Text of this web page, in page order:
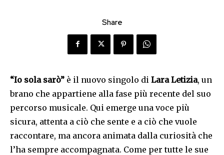
Share
“Io sola sarò” è il nuovo singolo di Lara Letizia, un
brano che appartiene alla fase più recente del suo
percorso musicale. Qui emerge una voce più
sicura, attenta a ciò che sente e a ciò che vuole
raccontare, ma ancora animata dalla curiosità che
l’ha sempre accompagnata. Come per tutte le sue